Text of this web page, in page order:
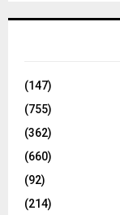
(147)
(755)
(362)
(660)
(92)
(214)